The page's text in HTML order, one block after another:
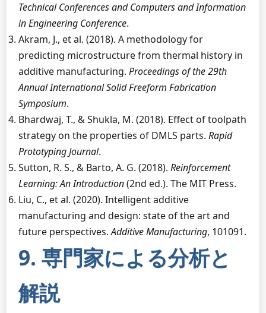
Technical Conferences and Computers and Information
in Engineering Conference.
Akram, J., et al. (2018). A methodology for
predicting microstructure from thermal history in
additive manufacturing. Proceedings of the 29th
Annual International Solid Freeform Fabrication
Symposium.
Bhardwaj, T., & Shukla, M. (2018). Effect of toolpath
strategy on the properties of DMLS parts. Rapid
Prototyping Journal.
Sutton, R. S., & Barto, A. G. (2018). Reinforcement
Learning: An Introduction(2nd ed.). The MIT Press.
Liu, C., et al. (2020). Intelligent additive
manufacturing and design: state of the art and
future perspectives.Additive Manufacturing, 101091.
9. 専門家による分析と
解説